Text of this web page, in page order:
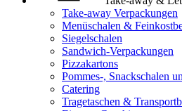
Take-away Verpackungen
Menüschalen &
Siegelschalen
Sandwich-Verpackungen
Pizzakartons
Pommes-, Snackschalen
Catering
Tragetaschen &